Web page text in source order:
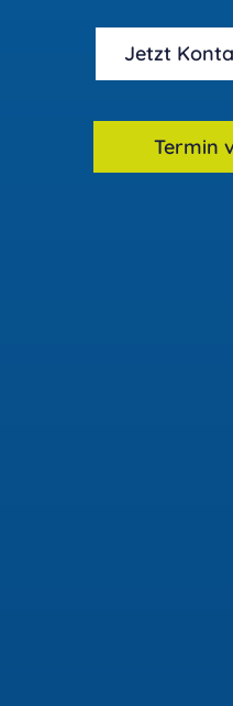
Jetzt
Termin